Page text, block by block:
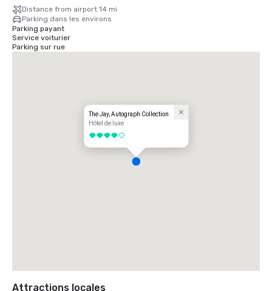
Distance from airport 14 mi
Parking dans les environs
Parking payant
Service voiturier
Parking sur rue
The Jay, Autograph Collection
Hôtel de luxe
4 sur 5
Attractions locales